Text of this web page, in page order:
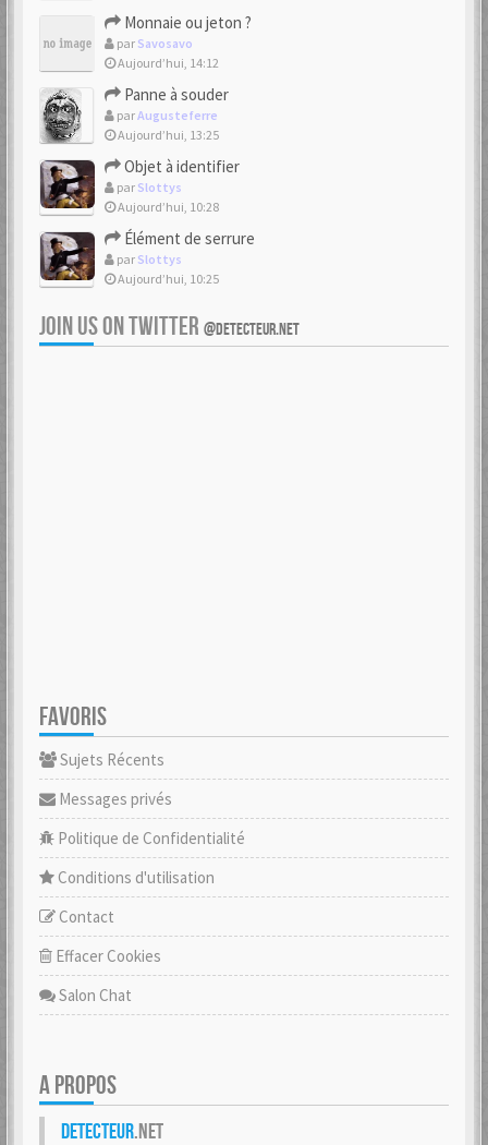
Monnaie ou jeton ?
par Savosavo
Aujourd’hui, 14:12
Panne à souder
parAugusteferre
Aujourd’hui, 13:25
Objet à identifier
par Slottys
Aujourd’hui, 10:28
Élément de serrure
par Slottys
Aujourd’hui, 10:25
JOIN US ON TWITTER @DETECTEUR.NET
FAVORIS
Sujets Récents
Messages privés
Politique de Confidentialité
Conditions d'utilisation
Contact
Effacer Cookies
Salon Chat
A PROPOS
Detecteur.net